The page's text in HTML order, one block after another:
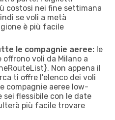
costosi nei fine settimana
se voli a metà
è più facile
le compagnie aeree: le
voli da Milano a
Non appena il
ti offre l'elenco dei voli
compagnie aeree low-
sei flessibile con le date
più facile trovare